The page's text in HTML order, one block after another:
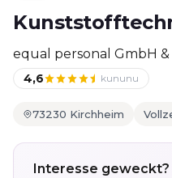
equal personal GmbH &
4,6 kununu
73230 Kirchheim
Interesse geweckt?